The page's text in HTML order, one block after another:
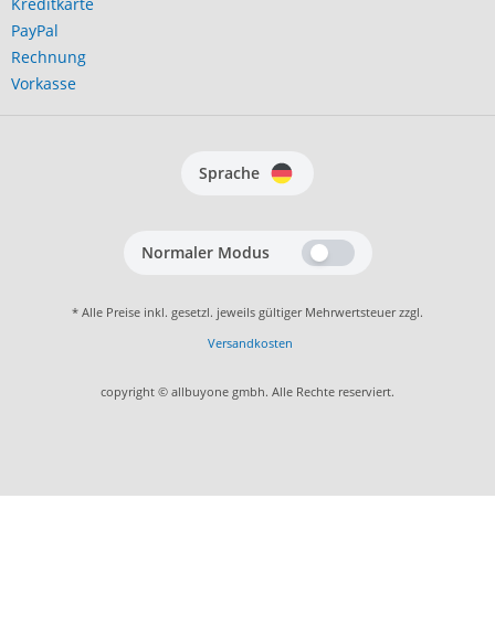
PayPal
Rechnung
Vorkasse
Sprache
Normaler Modus
* Alle Preise inkl. gesetzl. jeweils gültiger Mehrwertsteuer zzgl.
Versandkosten
copyright © allbuyone gmbh. Alle Rechte reserviert.